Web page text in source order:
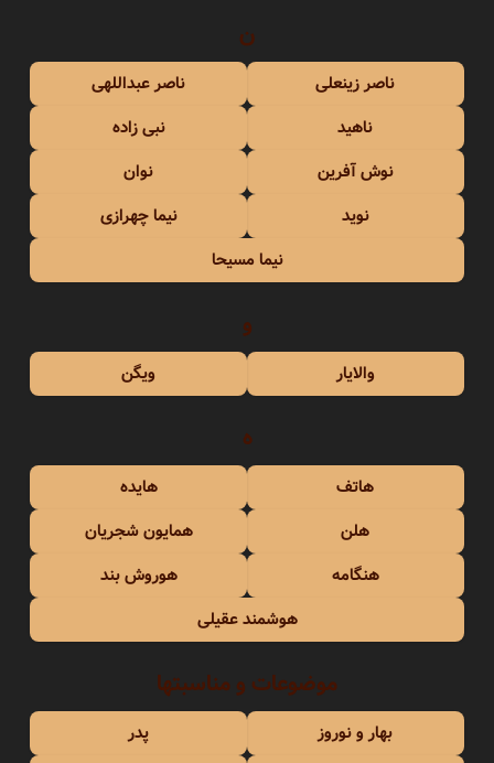
ن
ناصر زینعلی
ناصر عبداللهی
ناهید
نبی زاده
نوش آفرین
نوان
نوید
نیما چهرازی
نیما مسیحا
و
والایار ویگن
ه
هاتف
هایده
هلن
همایون شجریان
هنگامه
هوروش بند
هوشمند عقیلی
موضوعات و مناسبتها
بهار و نوروز پدر